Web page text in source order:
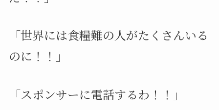
「世界には食糧難の人がたくさんいる
のに！！」
「スポンサーに電話するわ！！」